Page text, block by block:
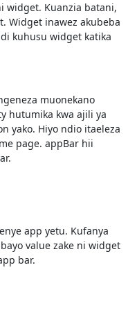
widget. Kuanzia batani,
Widget inawez akubeba
kuhusu widget katika
muonekano
hutumika kwa ajili ya
yako. Hiyo ndio itaeleza
page. appBar hii
app yetu. Kufanya
value zake ni widget
bar.